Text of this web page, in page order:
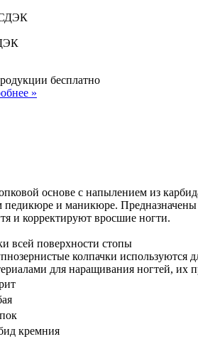
СДЭК
бесплатно
»
основе с напылением из
и маникюре.
и корректируют вросшие ногти.
всей поверхности стопы
колпачки
для наращивания ногтей,
кремния